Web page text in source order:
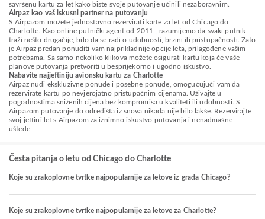
savršenu kartu za let kako biste svoje putovanje učinili nezaboravnim.
Airpaz kao vaš iskusni partner na putovanju
S Airpazom možete jednostavno rezervirati karte za let od Chicago do
Charlotte. Kao online putnički agent od 2011., razumijemo da svaki putnik
traži nešto drugačije, bilo da se radi o udobnosti, brzini ili pristupačnosti. Zato
je Airpaz predan ponuditi vam najprikladnije opcije leta, prilagođene vašim
potrebama. Sa samo nekoliko klikova možete osigurati kartu koja će vaše
planove putovanja pretvoriti u besprijekorno i ugodno iskustvo.
Nabavite najjeftiniju avionsku kartu za Charlotte
Airpaz nudi ekskluzivne ponude i posebne ponude, omogućujući vam da
rezervirate kartu po nevjerojatno pristupačnim cijenama. Uživajte u
pogodnostima sniženih cijena bez kompromisa u kvaliteti ili udobnosti. S
Airpazom putovanje do odredišta iz snova nikada nije bilo lakše. Rezervirajte
svoj jeftini let s Airpazom za iznimno iskustvo putovanja i nenadmašne
uštede.
Česta pitanja o letu od Chicago do Charlotte
Koje su zrakoplovne tvrtke najpopularnije za letove iz grada Chicago?
Koje su zrakoplovne tvrtke najpopularnije za letove za Charlotte?